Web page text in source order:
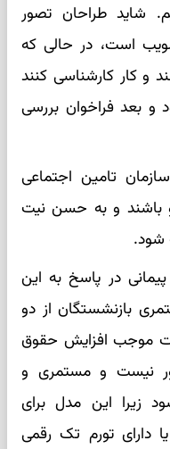
شاید طراحان تصور
است، در حالی که
و کار کارشناسی کنند
و بعد فراخوان بررسی
تامین اجتماعی
باشند و به حسن نیت
شود.
پیمانی در پاسخ به این
بازنشستگان از دو
موجب افزایش حقوق
نیست و مستمری و
زیرا این مدل برای
دارای تورم تک رقمی